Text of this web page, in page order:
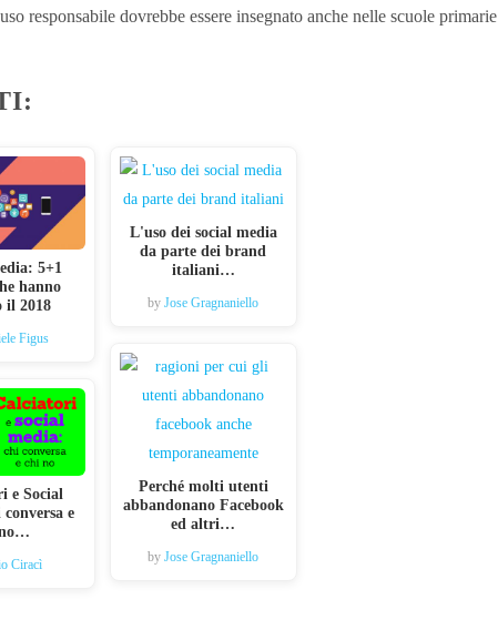
responsabile dovrebbe essere insegnato anche nelle scuole primarie
5+1
hanno
il 2018
Figus
e Social
e
Ciracì
L'uso dei social media
da parte dei brand
italiani…
byJose Gragnaniello
Perché molti utenti
abbandonano Facebook
ed altri…
byJose Gragnaniello